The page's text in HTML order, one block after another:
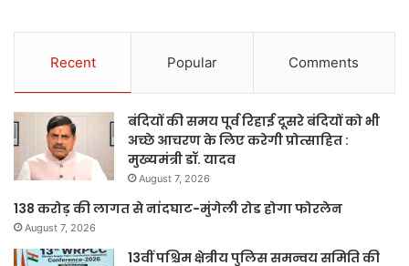
Recent Popular Comments
बंदियों की समय पूर्व रिहाई दूसरे बंदियों को भी
अच्छे आचरण के लिए करेगी प्रोत्साहित :
मुख्यमंत्री डॉ. यादव
August 7, 2026
138 करोड़ की लागत से नांदघाट-मुंगेली रोड होगा फोरलेन
August 7, 2026
13वीं पश्चिम क्षेत्रीय पुलिस समन्वय समिति की